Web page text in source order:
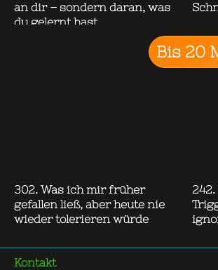
an dir – sondern daran, was
du gelernt hast
Bis 20
302. Was ich mir früher
gefallen ließ, aber heute nie
wieder tolerieren würde
Kontakt